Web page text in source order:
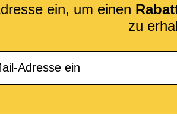
ein, um einen
zu